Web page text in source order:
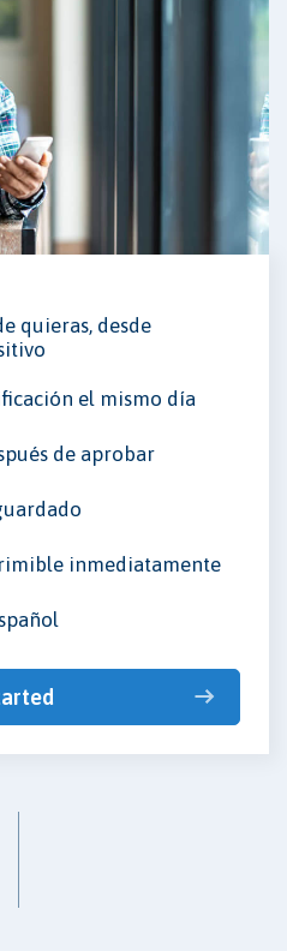
quieras, desde
el mismo día
de aprobar
inmediatamente